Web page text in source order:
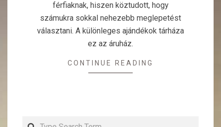
férfiaknak, hiszen köztudott, hogy
számukra sokkal nehezebb meglepetést
választani. A különleges ajándékok tárháza
ez az áruház.
CONTINUE READING
Search